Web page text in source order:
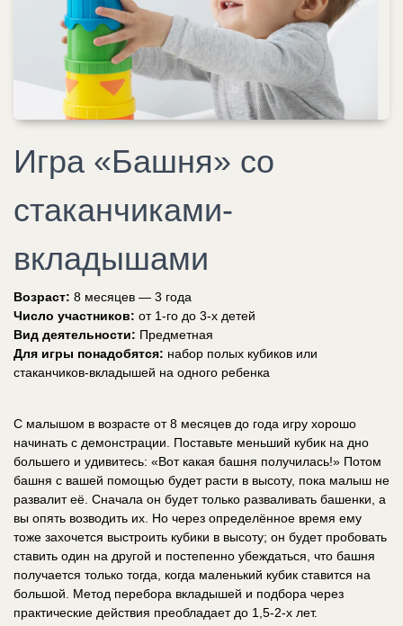
Игра «Башня» со
стаканчиками-
вкладышами
Возраст: 8 месяцев — 3 года
Число участников: от 1-го до 3-х детей
Вид деятельности: Предметная
Для игры понадобятся: набор полых кубиков или
стаканчиков-вкладышей на одного ребенка
С малышом в возрасте от 8 месяцев до года игру хорошо
начинать с демонстрации. Поставьте меньший кубик на дно
большего и удивитесь: «Вот какая башня получилась!» Потом
башня с вашей помощью будет расти в высоту, пока малыш не
развалит её. Сначала он будет только разваливать башенки, а
вы опять возводить их. Но через определённое время ему
тоже захочется выстроить кубики в высоту; он будет пробовать
ставить один на другой и постепенно убеждаться, что башня
получается только тогда, когда маленький кубик ставится на
большой. Метод перебора вкладышей и подбора через
практические действия преобладает до 1,5-2-х лет.